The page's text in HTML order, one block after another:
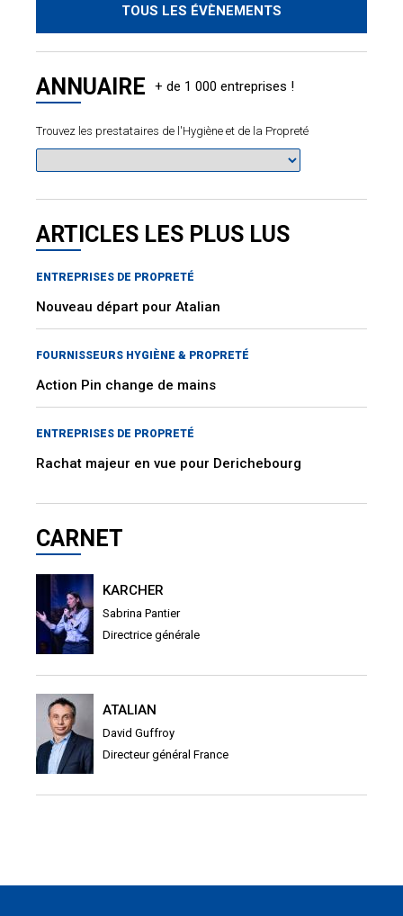
TOUS LES ÉVÈNEMENTS
ANNUAIRE
Trouvez les prestataires de l'Hygiène et de la Propreté
ARTICLES LES PLUS LUS
ENTREPRISES DE PROPRETÉ
Nouveau départ pour Atalian
FOURNISSEURS HYGIÈNE & PROPRETÉ
Action Pin change de mains
ENTREPRISES DE PROPRETÉ
Rachat majeur en vue pour Derichebourg
CARNET
KARCHER
Sabrina Pantier
Directrice générale
ATALIAN
David Guffroy
Directeur général France